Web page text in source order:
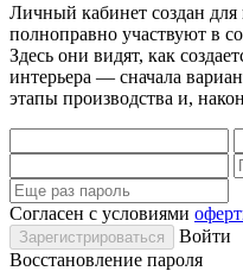
Личный кабинет создан
полноправно участвуют в
Здесь они видят, как
интерьера — сначала
этапы производства и,
Согласен с условиями
Войти
Восстановление пароля